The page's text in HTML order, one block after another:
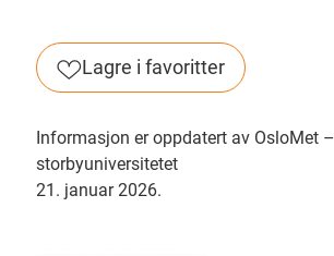
Lagre i favoritter
Informasjon er oppdatert av OsloMet –
storbyuniversitetet
21. januar 2026.